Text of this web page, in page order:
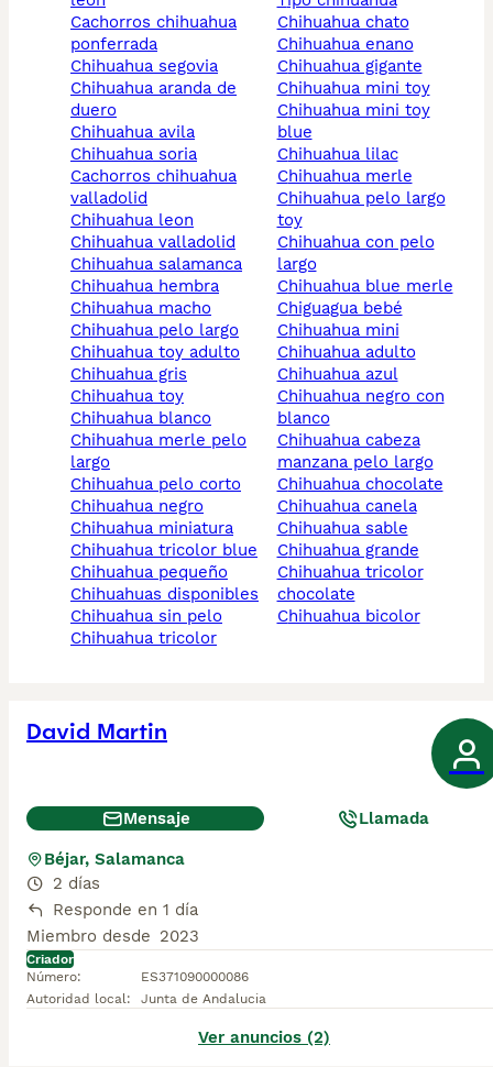
cachorros chihuahua
ponferrada
chihuahua segovia
chihuahua aranda de
duero
chihuahua avila
chihuahua soria
cachorros chihuahua
valladolid
chihuahua leon
chihuahua valladolid
chihuahua salamanca
chihuahua hembra
chihuahua macho
chihuahua pelo largo
chihuahua toy adulto
chihuahua gris
chihuahua toy
chihuahua blanco
chihuahua merle pelo
largo
chihuahua pelo corto
chihuahua negro
chihuahua miniatura
chihuahua tricolor blue
chihuahua pequeño
chihuahuas disponibles
chihuahua sin pelo
chihuahua tricolor
chihuahua chato
chihuahua enano
chihuahua gigante
chihuahua mini toy
chihuahua mini toy
blue
chihuahua lilac
chihuahua merle
chihuahua pelo largo
toy
chihuahua con pelo
largo
chihuahua blue merle
chiguagua bebé
chihuahua mini
chihuahua adulto
chihuahua azul
chihuahua negro con
blanco
chihuahua cabeza
manzana pelo largo
chihuahua chocolate
chihuahua canela
chihuahua sable
chihuahua grande
chihuahua tricolor
chocolate
chihuahua bicolor
David Martin
Mensaje Llamada
Béjar, Salamanca
2 días
Responde en 1 día
Miembro desde 2023
Criador
Número:
ES371090000086
Autoridad local: Junta de Andalucia
Ver anuncios (2)